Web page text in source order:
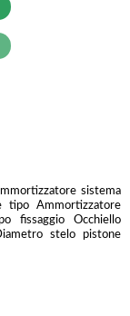
sistema
tipo Ammortizzatore
fissaggio Occhiello
stelo pistone